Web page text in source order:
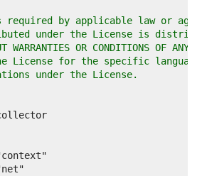
required by applicable law or
under the License is
WARRANTIES OR CONDITIONS OF
License for the specific language
under the License.